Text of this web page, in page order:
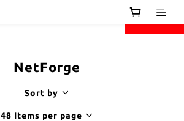
prev
NetForge
Sort by
48 Items per page